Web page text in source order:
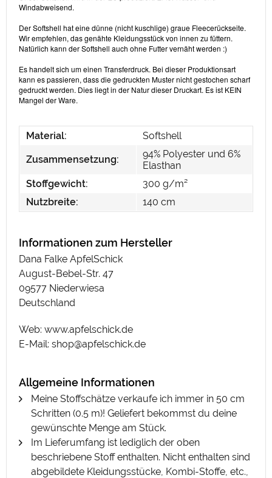
Windabweisend.
Der Softshell hat eine dünne (nicht kuschlige) graue Fleecerückseite.
Wir empfehlen, das genähte Kleidungsstück von innen zu füttern.
Natürlich kann der Softshell auch ohne Futter vernäht werden :)
Es handelt sich um einen Transferdruck. Bei dieser Produktionsart
kann es passieren, dass die gedruckten Muster nicht gestochen scharf
gedruckt werden. Dies liegt in der Natur dieser Druckart. Es ist KEIN
Mangel der Ware.
Material: Softshell
Zusammensetzung:
94% Polyester und 6%
Elasthan
Stoffgewicht:
300 g/m²
Nutzbreite:
140 cm
Informationen zum Hersteller
Dana Falke ApfelSchick
August-Bebel-Str. 47
09577 Niederwiesa
Deutschland
Web: www.apfelschick.de
E-Mail: shop@apfelschick.de
Allgemeine Informationen
Meine Stoffschätze verkaufe ich immer in 50 cm
Schritten (0.5 m)! Geliefert bekommst du deine
gewünschte Menge am Stück.
Im Lieferumfang ist lediglich der oben
beschriebene Stoff enthalten. Nicht enthalten sind
abgebildete Kleidungsstücke, Kombi-Stoffe, etc.,